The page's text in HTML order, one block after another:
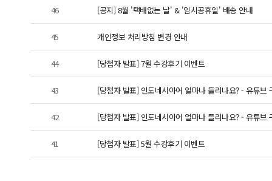
46 [공지] 8월 '택배없는 날' & '임시공휴일' 배송 안내
45 개인정보 처리방침 변경 안내
44 [당첨자 발표] 7월 수강후기 이벤트
43 [당첨자 발표] 인도네시아어 얼마나 들리나요? - 유튜브
42 [당첨자 발표] 인도네시아어 얼마나 들리나요? - 유튜브
41 [당첨자 발표] 5월 수강후기 이벤트